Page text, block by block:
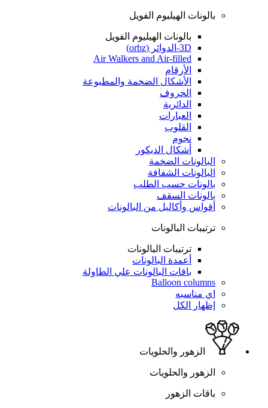
بالونات الهيليوم الفويل
بالونات الهيليوم الفويل
3D-الدوائر (orbz)
Air Walkers and Air-filled
الأرقام
الأشكال الضخمة والمطبوعة
الحروف
الدائرية
العبارات
القلوب
نجوم
أشكال الديكور
البالونات الضخمة
البالونات الشفافة
بالونات حسب الطلب
بالونات السقف
أقواس وأكاليل من البالونات
ترتيبات البالونات
ترتيبات البالونات
أعمدة البالونات
باقات البالونات علي الطاولة
Balloon columns
اي مناسبه
إظهار الكل
الزهور والحلويات
الزهور والحلويات
باقات الزهور